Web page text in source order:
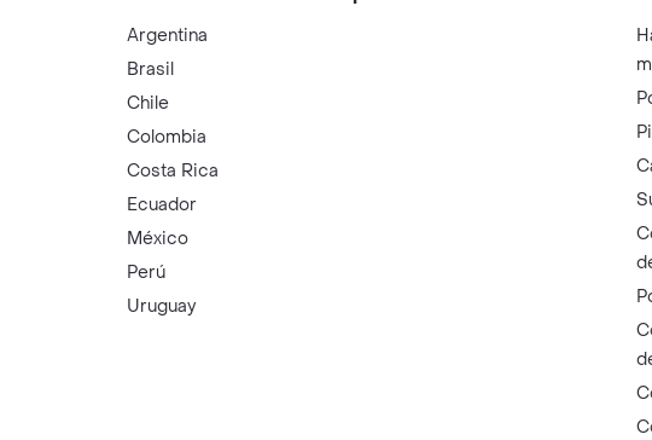
Argentina
Brasil
Chile
Colombia
Costa Rica
Ecuador
México
Perú
Uruguay